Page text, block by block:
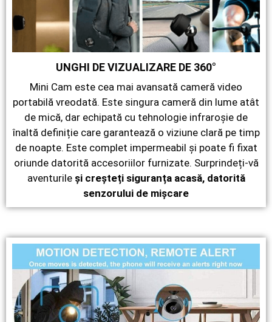
UNGHI DE VIZUALIZARE DE 360°
Mini Cam este cea mai avansată cameră video
portabilă vreodată. Este singura cameră din lume atât
de mică, dar echipată cu tehnologie infraroșie de
înaltă definiție care garantează o viziune clară pe timp
de noapte. Este complet impermeabil și poate fi fixat
oriunde datorită accesoriilor furnizate. Surprindeți-vă
aventurileși creșteți siguranța acasă, datorită
senzorului de mișcare